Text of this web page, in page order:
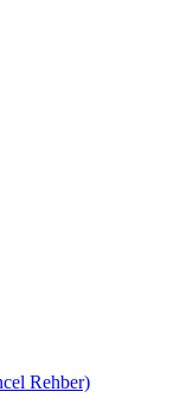
Rehber)